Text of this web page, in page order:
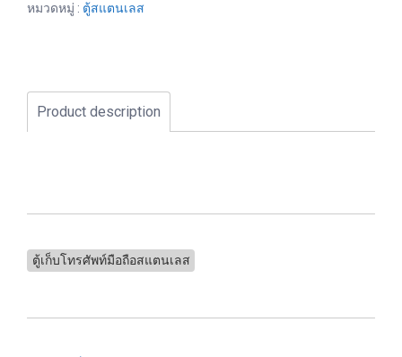
หมวดหมู่ : ตู้สแตนเลส
Product description
ตู้เก็บโทรศัพท์มือถือสแตนเลส